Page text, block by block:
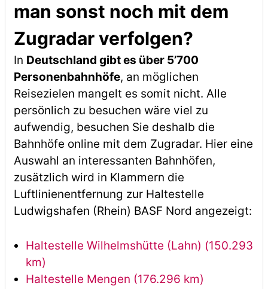
man sonst noch mit dem
Zugradar verfolgen?
In Deutschland gibt es über 5’700
Personenbahnhöfe, an möglichen
Reisezielen mangelt es somit nicht. Alle
persönlich zu besuchen wäre viel zu
aufwendig, besuchen Sie deshalb die
Bahnhöfe online mit dem Zugradar. Hier eine
Auswahl an interessanten Bahnhöfen,
zusätzlich wird in Klammern die
Luftlinienentfernung zur Haltestelle
Ludwigshafen (Rhein) BASF Nord angezeigt:
Haltestelle Wilhelmshütte (Lahn) (150.293
km)
Haltestelle Mengen (176.296 km)